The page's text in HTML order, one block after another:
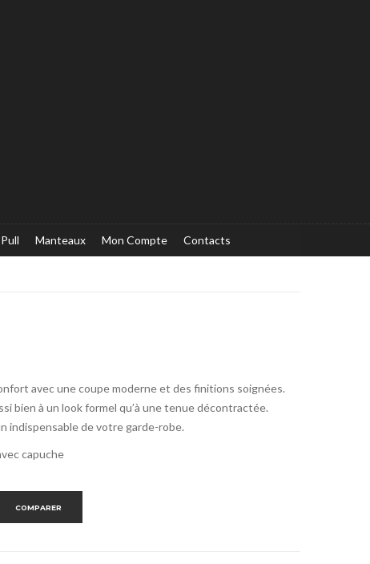
Manteaux Mon Compte Contacts
avec une coupe moderne et des finitions soignées.
bien à un look formel qu’à une tenue décontractée.
indispensable de votre garde-robe.
capuche
COMPARER